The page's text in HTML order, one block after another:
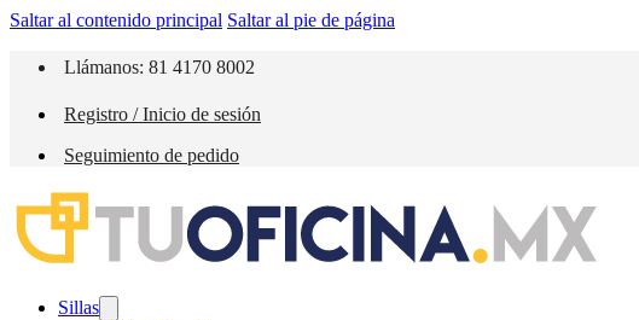
Saltar al contenido principal Saltar al pie de página
Llámanos: 81 4170 8002
Registro / Inicio de sesión
Seguimiento de pedido
Sillas